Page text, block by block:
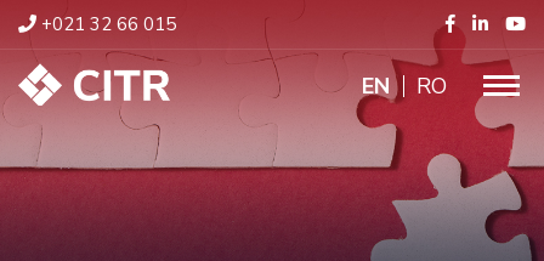
+021 32 66 015
ENGLISH
RO